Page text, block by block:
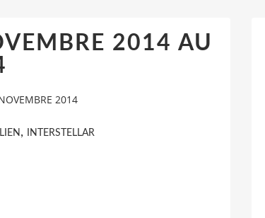
2014 AU
2014
, INTERSTELLAR